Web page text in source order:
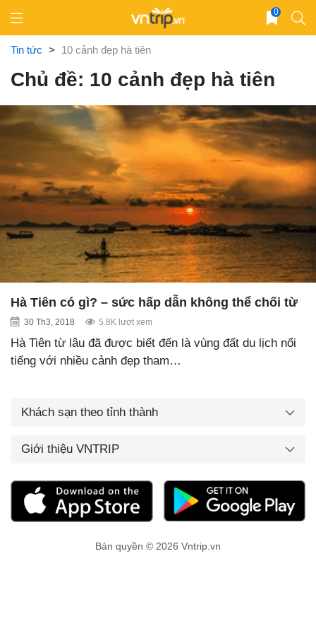
content
0
Tin tức > 10 cảnh đẹp hà tiên
Chủ đề: 10 cảnh đẹp hà tiên
Hà Tiên có gì? – sức hấp dẫn không thể chối từ
30 Th3, 2018 5.8K lượt xem
Hà Tiên từ lâu đã được biết đến là vùng đất du lịch nổi
tiếng với nhiều cảnh đẹp tham…
Khách sạn theo tỉnh thành
Giới thiệu VNTRIP
Bản quyền © 2026 Vntrip.vn